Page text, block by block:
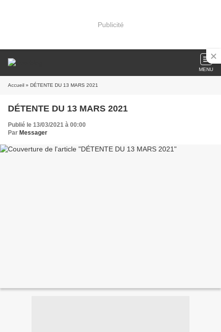
Publicité
MENU
Accueil » DÉTENTE DU 13 MARS 2021
DÉTENTE DU 13 MARS 2021
Publié le 13/03/2021 à 00:00
Par Messager